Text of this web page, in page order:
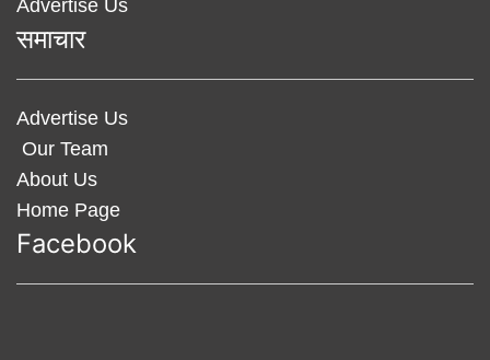
Advertise Us
समाचार
Advertise Us
Our Team
About Us
Home Page
Facebook